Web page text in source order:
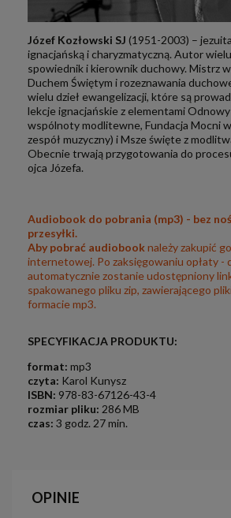
Józef Kozłowski SJ (1951-2003) –
ignacjańską i charyzmatyczną. Autor
spowiednik i kierownik duchowy. Mistrz
Duchem Świętym i rozeznawania
wielu dzieł ewangelizacji, które są
lekcje ignacjańskie z elementami
wspólnoty modlitewne, Fundacja Mocni
zespół muzyczny) i Msze święte z
Obecnie trwają przygotowania do
ojca Józefa.
Audiobook do pobrania (mp3) - bez
przesyłki.
Aby pobrać audiobooknależy zakupić
internetowej. Po zaksięgowaniu opłaty -
automatycznie zostanie udostępniony
spakowanego pliku zip, zawierającego
formacie mp3.
SPECYFIKACJA PRODUKTU:
format: mp3
czyta: Karol Kunysz
ISBN: 978-83-67126-43-4
rozmiar pliku: 286 MB
czas: 3 godz. 27 min.
OPINIE